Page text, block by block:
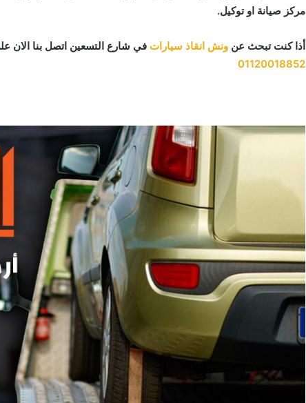
مركز صيانة او توكيل.
أذا كنت تبحث عن ونش انقاذ سيارات في شارع التسعين اتصل بنا الان
01120018852